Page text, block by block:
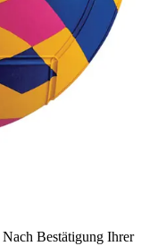
Nach Bestätigung Ihrer